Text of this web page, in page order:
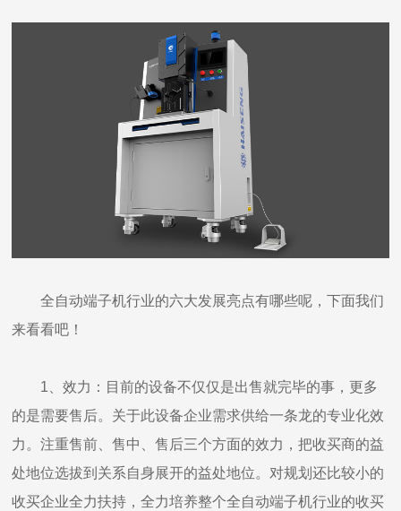
全自动端子机行业的六大发展亮点有哪些呢，下面我们
来看看吧！
1、效力：目前的设备不仅仅是出售就完毕的事，更多
的是需要售后。关于此设备企业需求供给一条龙的专业化效
力。注重售前、售中、售后三个方面的效力，把收买商的益
处地位选拔到关系自身展开的益处地位。对规划还比较小的
收买企业全力扶持，全力培养整个全自动端子机行业的收买